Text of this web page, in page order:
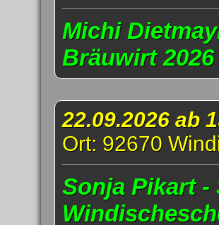
Michi
Bräuwirt 2026
22.09.2026 ab
Ort: 92670
Sonja Pikart -